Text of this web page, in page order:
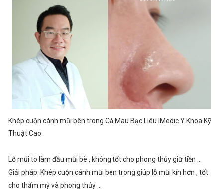
Khép cuộn cánh mũi bên trong Cà Mau Bạc Liêu IMedic Y Khoa Kỹ
Thuật Cao
Lỗ mũi to làm đầu mũi bè , không tốt cho phong thủy giữ tiền ...
Giải pháp: Khép cuộn cánh mũi bên trong giúp lỗ mũi kín hơn , tốt
cho thẩm mỹ và phong thủy ...